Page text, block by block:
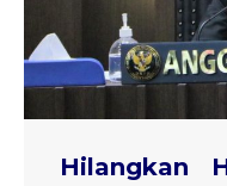
Hilangkan